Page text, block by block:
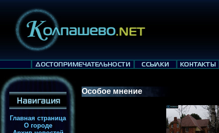
Главная страница
О городе
Особое мнение